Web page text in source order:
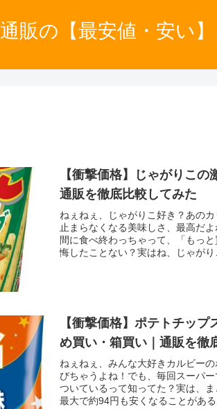
通販の【最安値・安い
【衝撃価格】じゃがりこの
通販を徹底比較してみた
ねぇねぇ、じゃがりこ好き？あの
止まらなくなる美味しさ、最高だ
間に食べ終わっちゃって、「もっ
悔したことない？実はね、じゃがり
【衝撃価格】ポテトチッ
め買い・箱買い｜通販を徹
ねぇねぇ、みんな大好きカルビー
びちゃうよね！でも、毎回スーパ
ついているって知ってた？実は、
最大で約94円も安くなることがあ